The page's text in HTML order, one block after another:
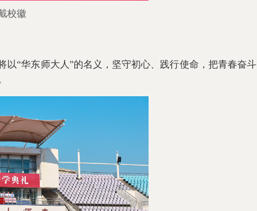
校徽
“华东师大人”的名义，坚守初心、践行使命，把青春奋斗